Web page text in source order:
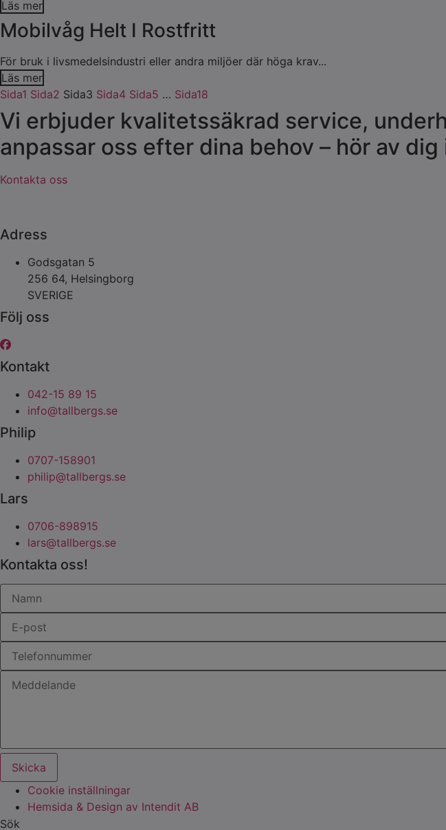
Läs mer
Mobilvåg Helt I Rostfritt
För bruk i livsmedelsindustri eller andra miljöer där höga krav...
Läs mer
Sida1 Sida2 Sida3 Sida4 Sida5 … Sida18
Vi erbjuder kvalitetssäkrad service,
anpassar oss efter dina behov – hör av dig
Kontakta oss
Adress
Godsgatan 5
256 64, Helsingborg
SVERIGE
Följ oss
Kontakt
042-15 89 15
info@tallbergs.se
Philip
0707-158901
philip@tallbergs.se
Lars
0706-898915
lars@tallbergs.se
Kontakta oss!
Skicka
Cookie inställningar
Hemsida & Design av Intendit AB
Sök